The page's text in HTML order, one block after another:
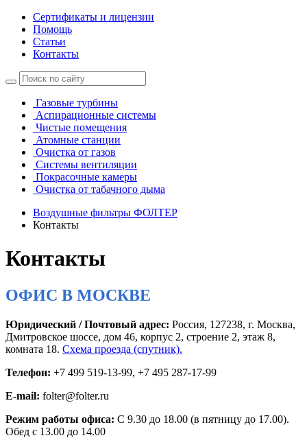
Сертификаты и лицензии
Помощь
Статьи
Контакты
Газовые турбины
Аспирационные системы
Чистые помещения
Атомные станции
Очистка от газов
Системы вентиляции
Покрасочные камеры
Очистка от табачного дыма
Воздушные фильтры ФОЛТЕР
Контакты
Контакты
ОФИС В МОСКВЕ
Юридический / Почтовый адрес: Россия, 127238, г. Москва,
Дмитровское шоссе, дом 46, корпус 2, строение 2, этаж 8,
комната 18. Схема проезда (спутник).
Телефон: +7 499 519-13-99, +7 495 287-17-99
E-mail: folter@folter.ru
Режим работы офиса: С 9.30 до 18.00 (в пятницу до 17.00).
Обед с 13.00 до 14.00